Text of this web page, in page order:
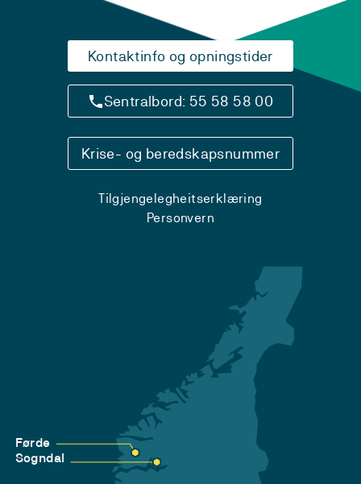
Kontaktinfo og opningstider
Sentralbord: 55 58 58 00
Krise- og beredskapsnummer
Tilgjengelegheitserklæring
Personvern
Førde
Sogndal